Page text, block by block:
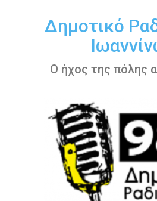
περιεχόμενοΔημοτικό
Ο ήχος της πόλης